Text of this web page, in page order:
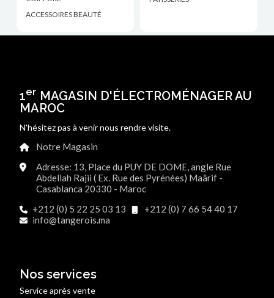
ACCESSOIRES BEAUTÉ
1er MAGASIN D'ÉLECTROMÉNAGER AU
MAROC
N'hésitez pas à venir nous rendre visite.
Notre Magasin
Adresse: 13, Place du PUY DE DOME, angle Rue
Abdellah Rajii ( Ex. Rue des Pyrénées) Maârif -
Casablanca 20330 - Maroc
+212 (0) 5 22 25 03 13
+212 (0) 7 66 54 40 17
info@tangerois.ma
Nos services
Service après vente